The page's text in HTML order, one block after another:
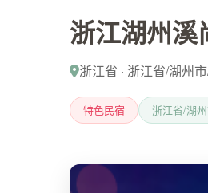
浙江湖州溪
浙江省 · 浙江省/湖州
特色民宿 浙江省/湖